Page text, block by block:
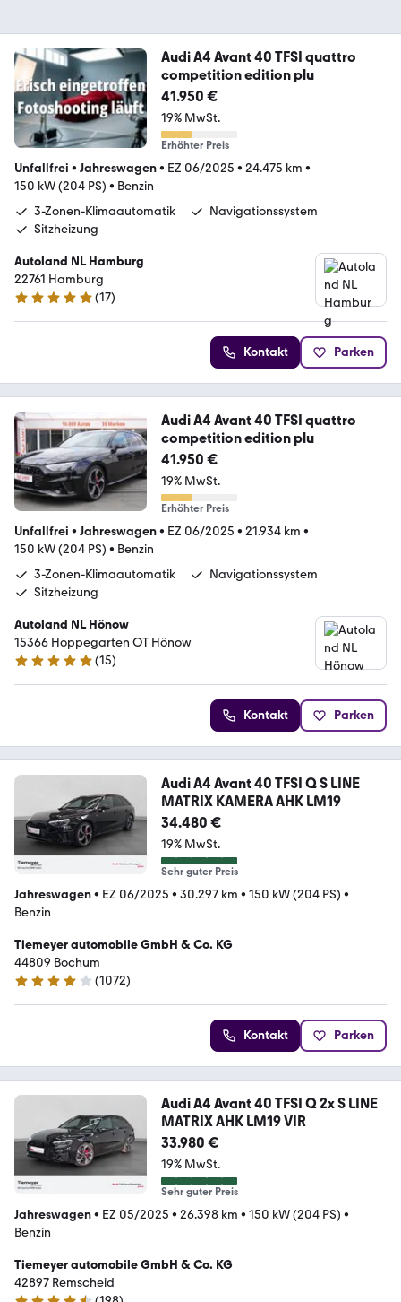
Audi A4 Avant 40 TFSI quattro
competition edition plu
41.950 €
19% MwSt.
Erhöhter Preis
Unfallfrei • Jahreswagen• EZ 06/2025 • 24.475 km •
150 kW (204 PS) • Benzin
3-Zonen-Klimaautomatik
Navigationssystem
Sitzheizung
Autoland NL Hamburg
22761 Hamburg
4.9 Sterne
(17)
Kontakt Parken
Audi A4 Avant 40 TFSI quattro
competition edition plu
41.950 €
19% MwSt.
Erhöhter Preis
Unfallfrei • Jahreswagen• EZ 06/2025 • 21.934 km •
150 kW (204 PS) • Benzin
3-Zonen-Klimaautomatik
Navigationssystem
Sitzheizung
Autoland NL Hönow
15366 Hoppegarten OT Hönow
5 Sterne
(15)
Kontakt Parken
Audi A4 Avant 40 TFSI Q S LINE
MATRIX KAMERA AHK LM19
34.480 €
19% MwSt.
Sehr guter Preis
Jahreswagen• EZ 06/2025 • 30.297 km • 150 kW (204 PS) •
Benzin
Tiemeyer automobile GmbH & Co. KG
44809 Bochum
4.2 Sterne
(1072)
Kontakt Parken
Audi A4 Avant 40 TFSI Q 2x S LINE
MATRIX AHK LM19 VIR
33.980 €
19% MwSt.
Sehr guter Preis
Jahreswagen• EZ 05/2025 • 26.398 km • 150 kW (204 PS) •
Benzin
Tiemeyer automobile GmbH & Co. KG
42897 Remscheid